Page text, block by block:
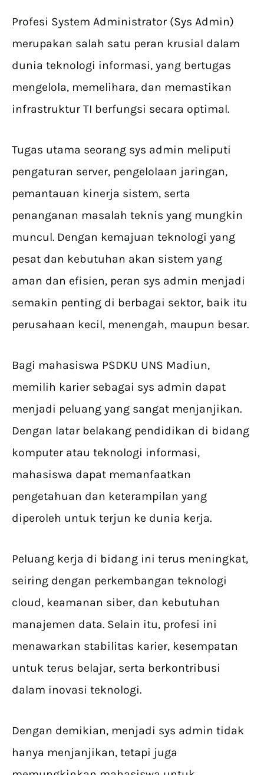
Profesi System Administrator (Sys Admin)
merupakan salah satu peran krusial dalam
dunia teknologi informasi, yang bertugas
mengelola, memelihara, dan memastikan
infrastruktur TI berfungsi secara optimal.
Tugas utama seorang sys admin meliputi
pengaturan server, pengelolaan jaringan,
pemantauan kinerja sistem, serta
penanganan masalah teknis yang mungkin
muncul. Dengan kemajuan teknologi yang
pesat dan kebutuhan akan sistem yang
aman dan efisien, peran sys admin menjadi
semakin penting di berbagai sektor, baik itu
perusahaan kecil, menengah, maupun besar.
Bagi mahasiswa PSDKU UNS Madiun,
memilih karier sebagai sys admin dapat
menjadi peluang yang sangat menjanjikan.
Dengan latar belakang pendidikan di bidang
komputer atau teknologi informasi,
mahasiswa dapat memanfaatkan
pengetahuan dan keterampilan yang
diperoleh untuk terjun ke dunia kerja.
Peluang kerja di bidang ini terus meningkat,
seiring dengan perkembangan teknologi
cloud, keamanan siber, dan kebutuhan
manajemen data. Selain itu, profesi ini
menawarkan stabilitas karier, kesempatan
untuk terus belajar, serta berkontribusi
dalam inovasi teknologi.
Dengan demikian, menjadi sys admin tidak
hanya menjanjikan, tetapi juga